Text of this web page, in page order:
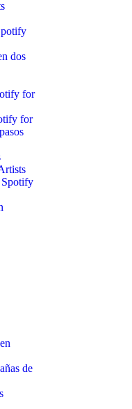
dos
for
for
Spotify
de